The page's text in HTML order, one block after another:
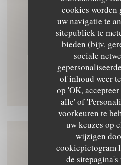
cookies worden
uw navigatie te
sitepubliek te
bieden (bijv.
sociale
of inhoud weer
op 'OK,
alle' of
voorkeuren te
uw keuzes op
wijzigen
cookiepictogram
de
16 Pl. Voltaire
09 82 27
Neem